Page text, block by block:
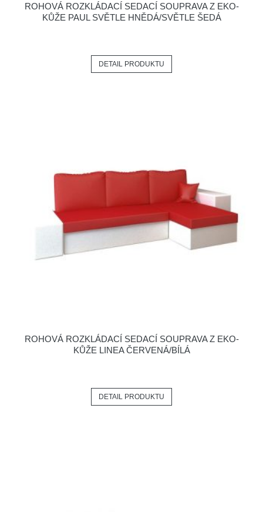
ROHOVÁ ROZKLÁDACÍ SEDACÍ SOUPRAVA Z EKO-
KŮŽE PAUL SVĚTLE HNĚDÁ/SVĚTLE ŠEDÁ
DETAIL PRODUKTU
ROHOVÁ ROZKLÁDACÍ SEDACÍ SOUPRAVA Z EKO-
KŮŽE LINEA ČERVENÁ/BÍLÁ
DETAIL PRODUKTU